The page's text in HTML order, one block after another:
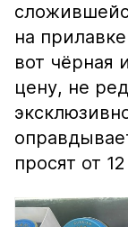
на
вот чёрная
цену, не
просят от